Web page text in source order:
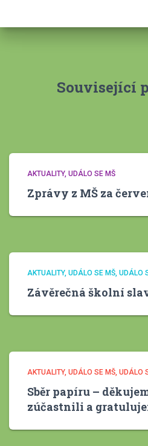
Související
AKTUALITY UDÁLO SE MŠ
Zprávy z MŠ za
AKTUALITY UDÁLO SE MŠ UDÁLO
Závěrečná školní
AKTUALITY UDÁLO SE MŠ UDÁLO
Sběr papíru –
zúčastnili a